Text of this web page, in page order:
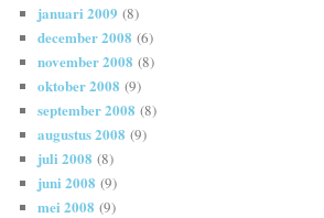
januari 2009 (8)
december 2008 (6)
november 2008 (8)
oktober 2008 (9)
september 2008 (8)
augustus 2008 (9)
juli 2008 (8)
juni 2008 (9)
mei 2008 (9)